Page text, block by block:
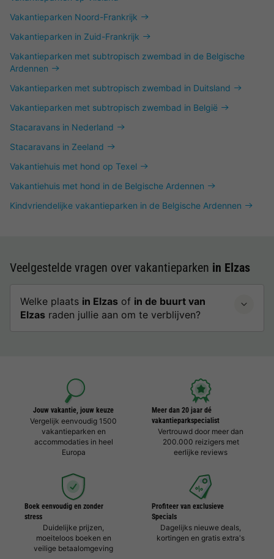
Vakantieparken Noord-Frankrijk
Vakantieparken in Zuid-Frankrijk
Vakantieparken met subtropisch zwembad in de Belgische
Ardennen
Vakantieparken met subtropisch zwembad in Duitsland
Vakantieparken met subtropisch zwembad in België
Stacaravans in Nederland
Stacaravans in Zeeland
Vakantiehuis met hond op Texel
Vakantiehuis met hond in de Belgische Ardennen
Kindvriendelijke vakantieparken in de Belgische Ardennen
Veelgestelde vragen over vakantieparken in Elzas
Welke plaats in Elzas of in de buurt van
Elzas raden jullie aan om te verblijven?
Jouw vakantie, jouw keuze
Vergelijk eenvoudig 1500
vakantieparken en
accommodaties in heel
Europa
Meer dan 20 jaar dé
vakantieparkspecialist
Vertrouwd door meer dan
200.000 reizigers met
eerlijke reviews
Boek eenvoudig en zonder
stress
Duidelijke prijzen,
moeiteloos boeken en
veilige betaalomgeving
Profiteer van exclusieve
Specials
Dagelijks nieuwe deals,
kortingen en gratis extra's